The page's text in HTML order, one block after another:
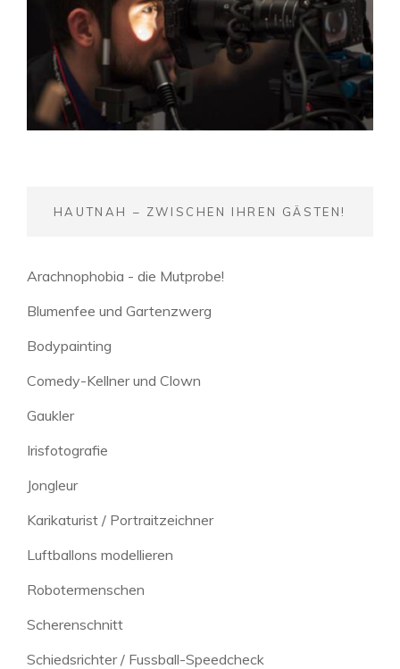
HAUTNAH – ZWISCHEN IHREN GÄSTEN!
Arachnophobia - die Mutprobe!
Blumenfee und Gartenzwerg
Bodypainting
Comedy-Kellner und Clown
Gaukler
Irisfotografie
Jongleur
Karikaturist / Portraitzeichner
Luftballons modellieren
Robotermenschen
Scherenschnitt
Schiedsrichter / Fussball-Speedcheck